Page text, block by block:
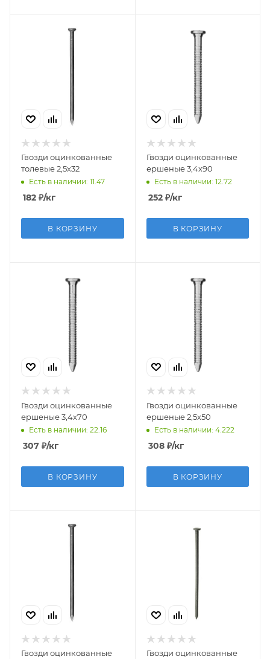
Гвозди оцинкованные
толевые 2,5х32
Есть в наличии: 11.47
182 ₽/кг
В КОРЗИНУ
Гвозди оцинкованные
ершеные 3,4х90
Есть в наличии: 12.72
252₽/кг
В КОРЗИНУ
Гвозди оцинкованные
ершеные 3,4х70
Есть в наличии: 22.16
307 ₽/кг
В КОРЗИНУ
Гвозди оцинкованные
ершеные 2,5х50
Есть в наличии: 4.222
308₽/кг
В КОРЗИНУ
Гвозди оцинкованные
Гвозди оцинкованные